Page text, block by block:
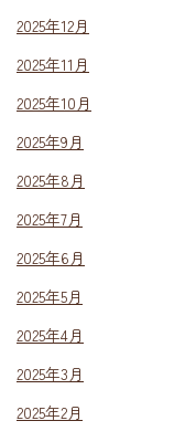
2025年12月
2025年11月
2025年10月
2025年9月
2025年8月
2025年7月
2025年6月
2025年5月
2025年4月
2025年3月
2025年2月